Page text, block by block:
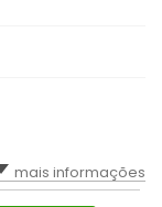
mais informações